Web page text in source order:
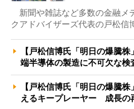
新聞や雑誌など多数の金融メ
クアドバイザーズ代表の戸松信
【戸松信博氏「明日の爆騰
端半導体の製造に不可欠な
【戸松信博氏「明日の爆騰
えるキープレーヤー 成長